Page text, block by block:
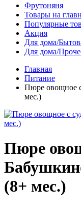
Фрутоняня
Товары на
Популярные
Акция
Для дома/
Для дома/
Главная
Питание
Пюре овощное
мес.)
Пюре
(8+ мес.)